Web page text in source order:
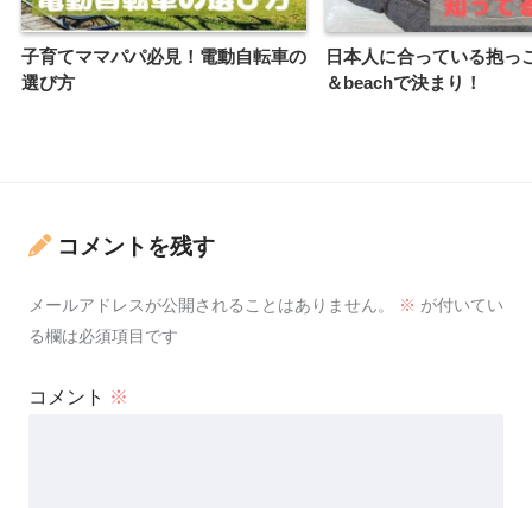
子育てママパパ必見！電動自転車の
選び方
日本人に合っている抱っ
＆beachで決まり！
コメントを残す
メールアドレスが公開されることはありません。 ※ が付いてい
る欄は必須項目です
コメント ※